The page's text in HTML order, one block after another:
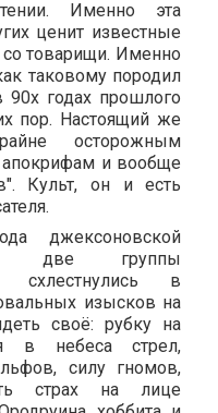
Именно эта
ценит известные
товарищи. Именно
таковому породил
годах прошлого
пор. Настоящий же
осторожным
и вообще
Культ, он и есть
джексоновской
две группы
схлестнулись в
изысков на
своё: рубку на
в небеса стрел,
силу гномов,
страх на лице